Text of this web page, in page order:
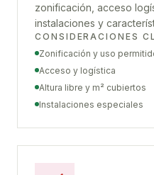
zonificación, acceso
instalaciones y
CONSIDERACIONES
Zonificación y uso
Acceso y logística
Altura libre y m² cubiertos
Instalaciones especiales